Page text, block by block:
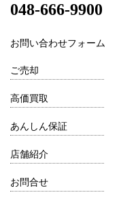
048-666-9900
お問い合わせフォーム
ご売却
高価買取
あんしん保証
店舗紹介
お問合せ